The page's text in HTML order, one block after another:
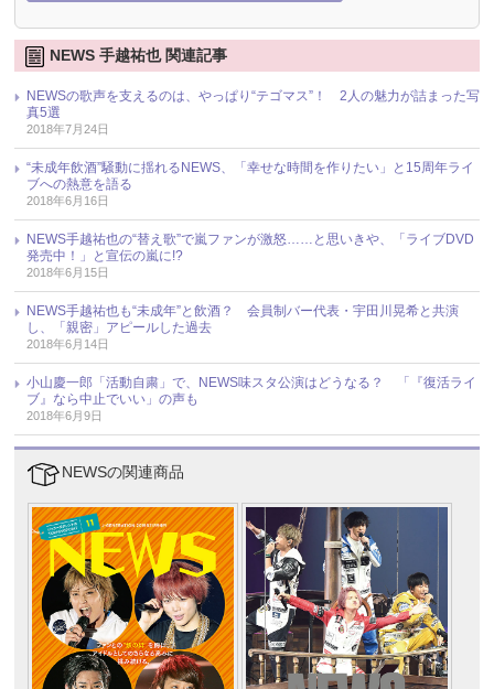
NEWS 手越祐也 関連記事
NEWSの歌声を支えるのは、やっぱり“テゴマス”！ 2人の魅力が詰まった写
真5選
2018年7月24日
“未成年飲酒”騒動に揺れるNEWS、「幸せな時間を作りたい」と15周年ライ
ブへの熱意を語る
2018年6月16日
NEWS手越祐也の“替え歌”で嵐ファンが激怒……と思いきや、「ライブDVD
発売中！」と宣伝の嵐に!?
2018年6月15日
NEWS手越祐也も“未成年”と飲酒？ 会員制バー代表・宇田川晃希と共演
し、「親密」アピールした過去
2018年6月14日
小山慶一郎「活動自粛」で、NEWS味スタ公演はどうなる？ 「『復活ライ
ブ』なら中止でいい」の声も
2018年6月9日
NEWSの関連商品